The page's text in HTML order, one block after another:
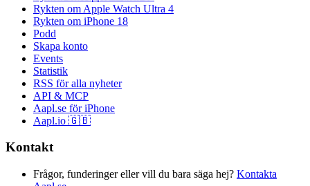
Rykten om Apple Watch Ultra 4
Rykten om iPhone 18
Podd
Skapa konto
Events
Statistik
RSS för alla nyheter
API & MCP
Aapl.se för iPhone
Aapl.io 🇬🇧
Kontakt
Frågor, funderinger eller vill du bara säga hej? Kontakta